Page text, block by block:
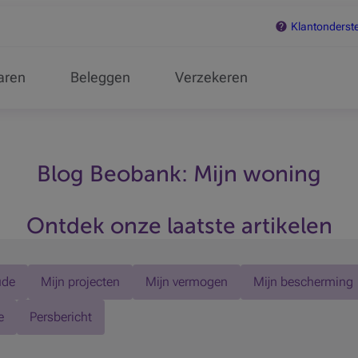
Beleggen Verzekeren
Blog Beobank: Mijn woning
Ontdek onze laatste artikelen
Mijn projecten Mijn vermogen Mijn bescherming
Persbericht